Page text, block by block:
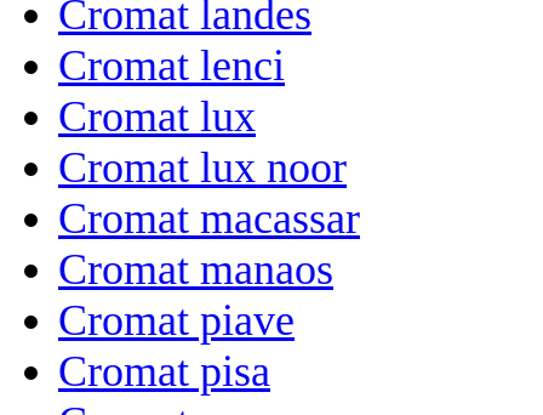
Cromat landes
Cromat lenci
Cromat lux
Cromat lux noor
Cromat macassar
Cromat manaos
Cromat piave
Cromat pisa